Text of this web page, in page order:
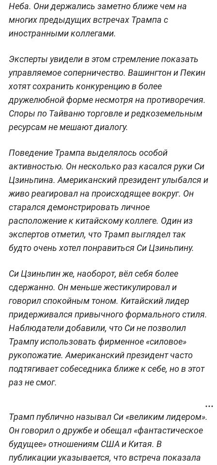
Неба. Они держались заметно ближе чем на
многих предыдущих встречах Трампа с
иностранными коллегами.
Эксперты увидели в этом стремление показать
управляемое соперничество. Вашингтон и Пекин
хотят сохранить конкуренцию в более
дружелюбной форме несмотря на противоречия.
Споры по Тайваню торговле и редкоземельным
ресурсам не мешают диалогу.
Поведение Трампа выделялось особой
активностью. Он несколько раз касался руки Си
Цзиньпина. Американский президент улыбался и
живо реагировал на происходящее вокруг. Он
старался демонстрировать личное
расположение к китайскому коллеге. Один из
экспертов отметил, что Трамп выглядел так
будто очень хотел понравиться Си Цзиньпину.
Си Цзиньпин же, наоборот, вёл себя более
сдержанно. Он меньше жестикулировал и
говорил спокойным тоном. Китайский лидер
придерживался привычного формального стиля.
Наблюдатели добавили, что Си не позволил
Трампу использовать фирменное «силовое»
рукопожатие. Американский президент часто
подтягивает собеседника ближе к себе, но в этот
раз не смог.
Трамп публично называл Си «великим лидером».
Он говорил о дружбе и обещал «фантастическое
будущее» отношениям США и Китая. В
публикации указывается, что встреча показала